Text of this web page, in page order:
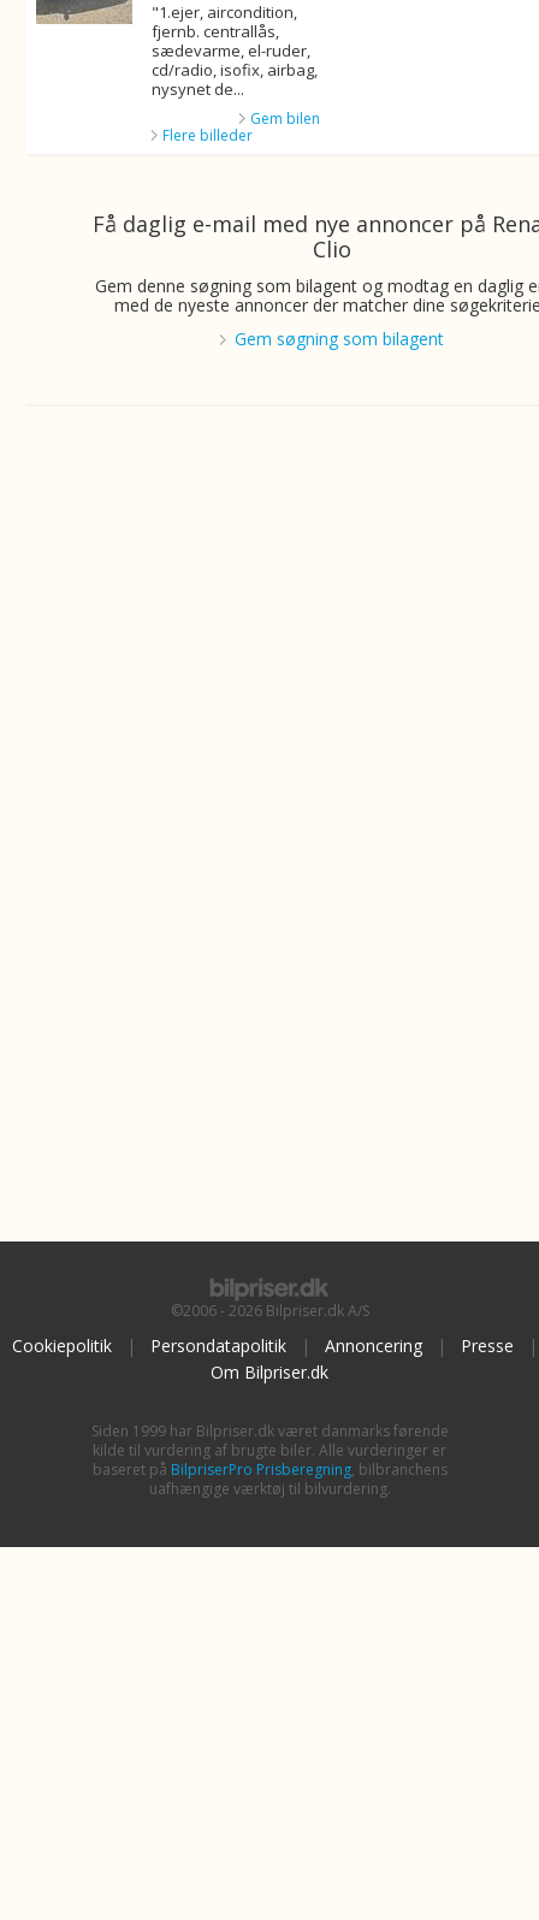
"1.ejer, aircondition,
fjernb. centrallås,
sædevarme, el-ruder,
cd/radio, isofix, airbag,
nysynet de...
Gem bilen
Flere billeder
Få daglig e-mail med nye annoncer på
Clio
Gem denne søgning som bilagent og modtag en daglig
med de nyeste annoncer der matcher dine
Gem søgning som bilagent
©2006 - 2026 Bilpriser.dk A/S
Cookiepolitik | Persondatapolitik | Annoncering | Presse
|
Om Bilpriser.dk
Siden 1999 har Bilpriser.dk været danmarks førende
kilde til vurdering af brugte biler. Alle vurderinger er
baseret på BilpriserPro Prisberegning, bilbranchens
uafhængige værktøj til bilvurdering.